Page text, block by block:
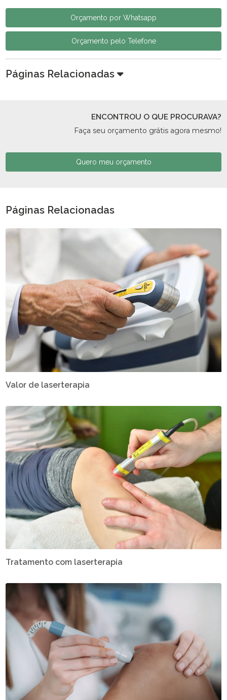
Orçamento por Whatsapp
Orçamento pelo Telefone
Páginas Relacionadas
ENCONTROU O QUE PROCURAVA?
Faça seu orçamento grátis agora mesmo!
Quero meu orçamento
Páginas Relacionadas
Valor de laserterapia
Tratamento com laserterapia